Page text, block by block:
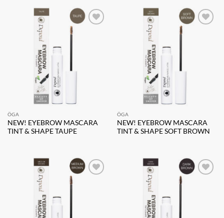
ÖGA
NEW! EYEBROW MASCARA
TINT & SHAPE TAUPE
ÖGA
NEW! EYEBROW MASCARA
TINT & SHAPE SOFT BROWN